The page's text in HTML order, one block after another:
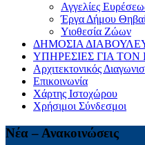
Αγγελίες
Έργα Δήμου
Υιοθεσία Ζώων
ΔΗΜΟΣΙΑ
ΥΠΗΡΕΣΙΕΣ ΓΙΑ ΤΟΝ
Αρχιτεκτονικός
Επικοινωνία
Χάρτης Ιστοχώρου
Χρήσιμοι Σύνδεσμοι
Νέα – Ανακοινώσεις